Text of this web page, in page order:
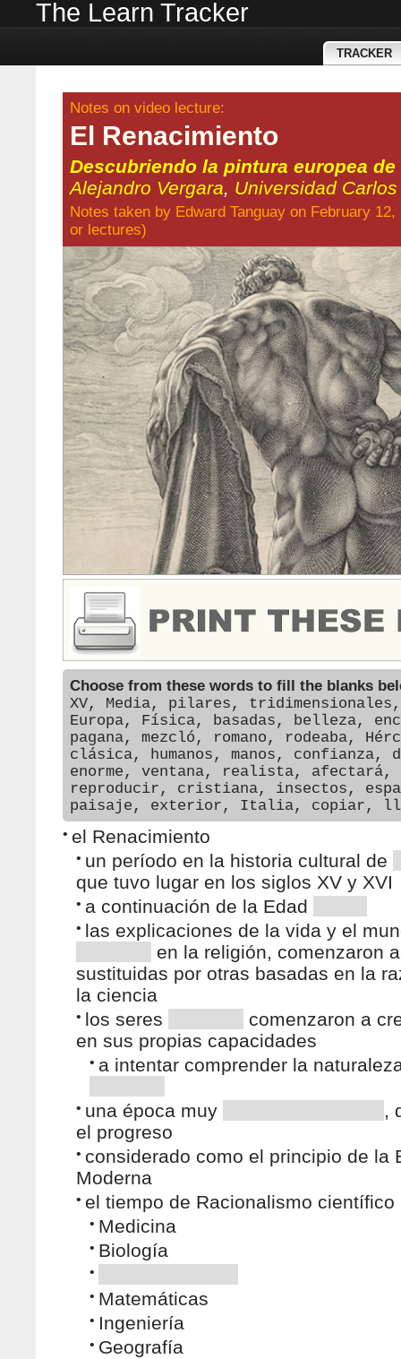
The Learn Tracker
TRACKER
Notes on video lecture:
El Renacimiento
Descubriendo la pintura europea de
Alejandro Vergara, Universidad
Notes taken by Edward Tanguay on February 12,
or lectures)
Choose from these words to fill the blanks
XV, Media, pilares,
Europa, Física, basadas, belleza,
pagana, mezcló, romano, rodeaba,
clásica, humanos, manos, confianza,
enorme, ventana, realista, afectará,
reproducir, cristiana, insectos,
paisaje, exterior, Italia, copiar,
• el Renacimiento
• un período en la historia cultural de
que tuvo lugar en los siglos XV y XVI
• a continuación de la Edad
• las explicaciones de la vida y el
en la religión, comenzaron
sustituidas por otras basadas en la
la ciencia
• los seres
comenzaron a
en sus propias capacidades
• a intentar comprender la
• una época muy
,
el progreso
• considerado como el principio de la
Moderna
• el tiempo de Racionalismo científico
• Medicina
• Biología
•
• Matemáticas
• Ingeniería
• Geografía